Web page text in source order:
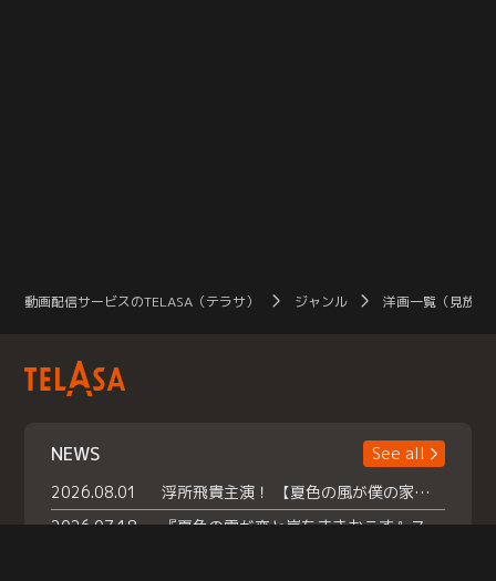
動画配信サービスのTELASA（テラサ） ジャンル 洋画一覧（見放題
NEWS
See all
2026.08.01
浮所飛貴主演！ 【夏色の風が僕の家にやってきた】 本日よりテラサで独占配信スタート！
2026.07.18
『夏色の雲が恋と嵐をまきおこす』スペシャルメイキング 【Part1】2026年７月18日（土）23時30分～配信スタート！話題のシーンの裏側を大公開！豪華キャスト大集合！ 『武宮家 真夏の家族会議』開催！